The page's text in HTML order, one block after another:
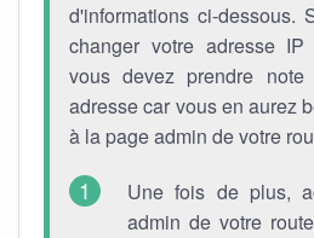
d'informations ci-dessous.
changer votre adresse IP
vous devez prendre
adresse car vous en aurez
à la page admin de votre
Une fois de plus,
admin de votre